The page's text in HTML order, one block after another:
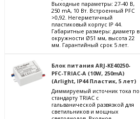
Выходные параметры: 27-40 В,
250 mА, 10 Вт. Встроенный PFC
>0,92. Негерметичный
пластиковый корпус IP 44.
Габаритные размеры: диаметр в
окружности Ø51 мм, высота 22
мм. Гарантийный срок 5 лет.
Блок питания ARJ-KE40250-
PFC-TRIAC-A (10W, 250mA)
(Arlight, IP44 Пластик, 5 лет)
Диммируемый источник тока по
стандарту TRIAC с
гальванической развязкой для
светильников и мощных